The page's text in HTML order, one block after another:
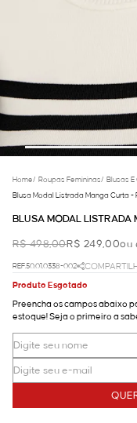
Home/ Roupas Femininas/ Blusas
Blusa Modal Listrada Manga Curta -
BLUSA MODAL LISTRADA
R$ 498,00R$ 249,00ou
REF.50.01.0338-002
Produto Esgotado
Preencha os campos abaixo
estoque! Seja o primeiro a